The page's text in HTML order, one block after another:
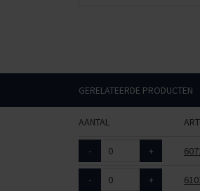
GERELATEERDE PRODUCTEN
AANTAL
- +
- +